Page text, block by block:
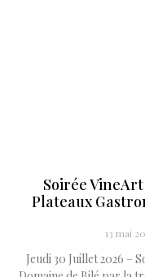
Soirée
Plateaux
13 mai
Jeudi 30 Juillet 2026 –